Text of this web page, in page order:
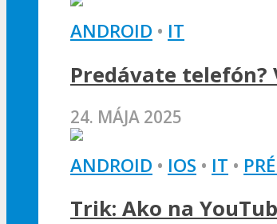
ANDROID • IT
Predávate
24. MÁJA 2025
ANDROID • IOS • IT •
Trik: Ako na